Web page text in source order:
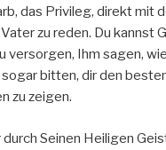
das Privileg, direkt mit
zu reden. Du kannst
versorgen, Ihm sagen,
bitten, dir den
zu zeigen.
Seinen Heiligen